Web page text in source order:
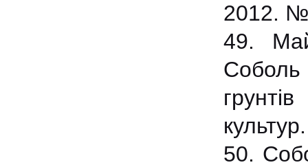
2012.
49.
50.